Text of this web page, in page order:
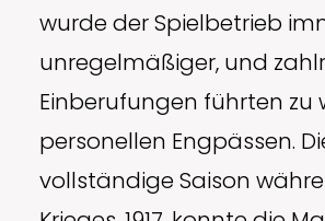
wurde der Spielbetrieb
unregelmäßiger, und
Einberufungen führten zu
personellen Engpässen.
vollständige Saison